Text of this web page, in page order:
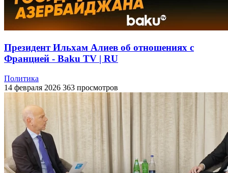
Президент Ильхам Алиев об отношениях с
Францией - Baku TV | RU
Политика
14 февраля 2026 363 просмотров